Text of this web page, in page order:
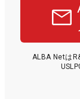
ALBA Netは